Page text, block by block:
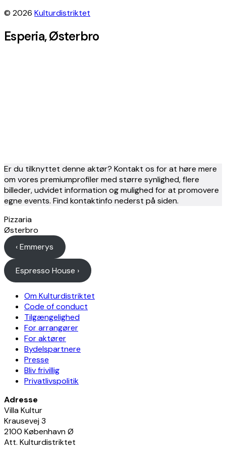
© 2026 Kulturdistriktet
Esperia, Østerbro
Leaflet ©OpenStreetMapcontributors, Tiles style by
Er du tilknyttet denne aktør? Kontakt os for at høre mere
om vores premiumprofiler med større synlighed, flere
billeder, udvidet information og mulighed for at promovere
egne events. Find kontaktinfo nederst på siden.
Pizzaria
Østerbro
‹ Emmerys
Espresso House ›
Om Kulturdistriktet
Code of conduct
Tilgængelighed
For arrangører
For aktører
Bydelspartnere
Presse
Bliv frivillig
Privatlivspolitik
Adresse
Villa Kultur
Krausevej 3
2100 København Ø
Att. Kulturdistriktet